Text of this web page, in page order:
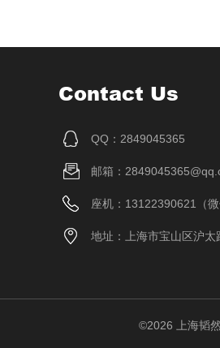
Contact Us
QQ：2849045365
邮箱：
座机：13122390621（微
地址：上海市宝山区沪太
©2026 上海韬